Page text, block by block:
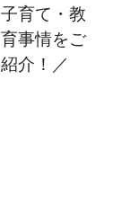
子育て・教
育事情をご
紹介！／